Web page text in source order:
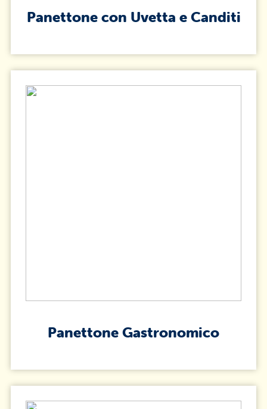
Panettone con Uvetta e Canditi
Panettone Gastronomico